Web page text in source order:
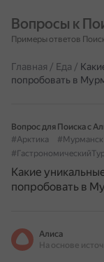
Вопросы к
Примеры ответов
Главная / Еда /
попробовать в
Вопрос для Поиска с
#Арктика
#Мурманск
Какие
попробовать в
Алиса